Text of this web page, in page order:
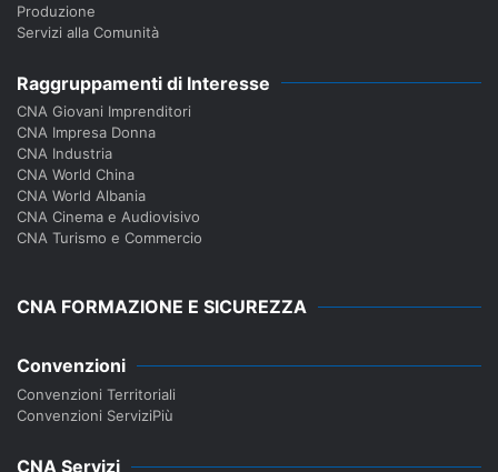
Produzione
Servizi alla Comunità
Raggruppamenti di Interesse
CNA Giovani Imprenditori
CNA Impresa Donna
CNA Industria
CNA World China
CNA World Albania
CNA Cinema e Audiovisivo
CNA Turismo e Commercio
CNA FORMAZIONE E SICUREZZA
Convenzioni
Convenzioni Territoriali
Convenzioni ServiziPiù
CNA Servizi